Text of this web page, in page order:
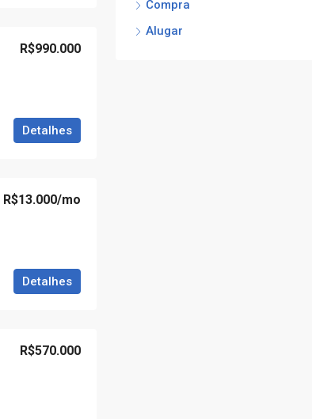
R$990.000
Detalhes
R$13.000/mo
Detalhes
R$570.000
Compra
Alugar